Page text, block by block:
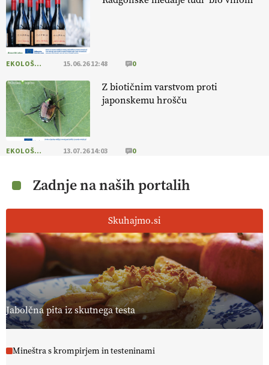
EKOLOŠKO LOGIČNO 15.06.26 12:48 0
Z biotičnim varstvom proti
japonskemu hrošču
EKOLOŠKO LOGIČNO 13.07.26 14:03 0
Zadnje na naših portalih
Skuhajmo.si
Jabolčna pita iz skutnega testa
Mineštra s krompirjem in testeninami